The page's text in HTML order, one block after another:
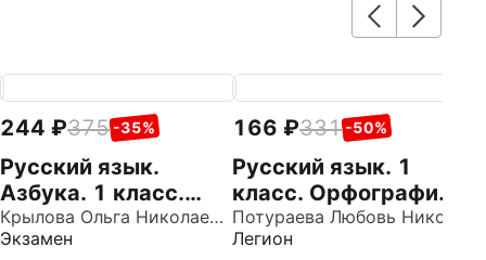
244 375 -35%
Русский язык.
Азбука. 1 класс.
Тесты к учебнику В.
Г. Горецкого и др.
Крылова Ольга Николаевна
Экзамен
166 331 -50%
Русский язык. 1
класс. Орфография.
Тренажёр
Легион